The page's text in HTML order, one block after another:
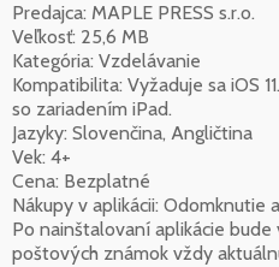
Predajca: MAPLE PRESS s.r.o.
Veľkosť: 25,6 MB
Kategória: Vzdelávanie
Kompatibilita: Vyžaduje sa iOS
so zariadením iPad.
Jazyky: Slovenčina, Angličtina
Vek: 4+
Cena: Bezplatné
Nákupy v aplikácii: Odomknutie
Po nainštalovaní aplikácie
poštových známok vždy